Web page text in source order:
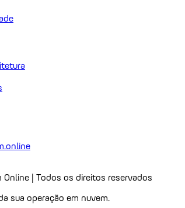
Online | Todos os direitos reservados
sua operação em nuvem.